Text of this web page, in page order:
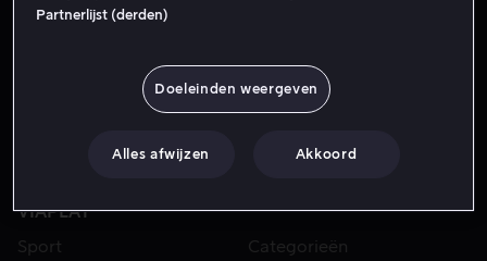
VIAPLAY
Sport
Categorieën
Partnerlijst (derden)
Doeleinden weergeven
Alles afwijzen Akkoord